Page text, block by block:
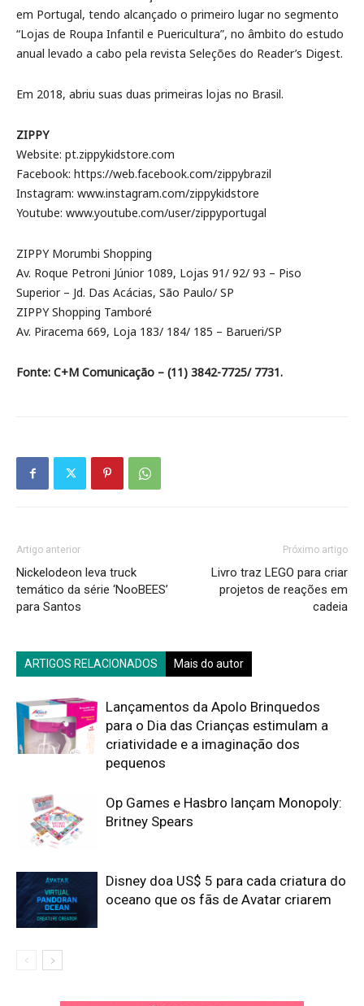
em Portugal, tendo alcançado o primeiro lugar no segmento
“Lojas de Roupa Infantil e Puericultura”, no âmbito do estudo
anual levado a cabo pela revista Seleções do Reader’s Digest.
Em 2018, abriu suas duas primeiras lojas no Brasil.
ZIPPY
Website: pt.zippykidstore.com
Facebook: https://web.facebook.com/zippybrazil
Instagram: www.instagram.com/zippykidstore
Youtube: www.youtube.com/user/zippyportugal
ZIPPY Morumbi Shopping
Av. Roque Petroni Júnior 1089, Lojas 91/ 92/ 93 – Piso
Superior – Jd. Das Acácias, São Paulo/ SP
ZIPPY Shopping Tamboré
Av. Piracema 669, Loja 183/ 184/ 185 – Barueri/SP
Fonte: C+M Comunicação – (11) 3842-7725/ 7731.
Artigo anterior
Nickelodeon leva truck
temático da série ‘NooBEES’
para Santos
Próximo artigo
Livro traz LEGO para criar
projetos de reações em
cadeia
ARTIGOS RELACIONADOS Mais do autor
Lançamentos da Apolo Brinquedos
para o Dia das Crianças estimulam a
criatividade e a imaginação dos
pequenos
Op Games e Hasbro lançam Monopoly:
Britney Spears
Disney doa US$ 5 para cada criatura do
oceano que os fãs de Avatar criarem